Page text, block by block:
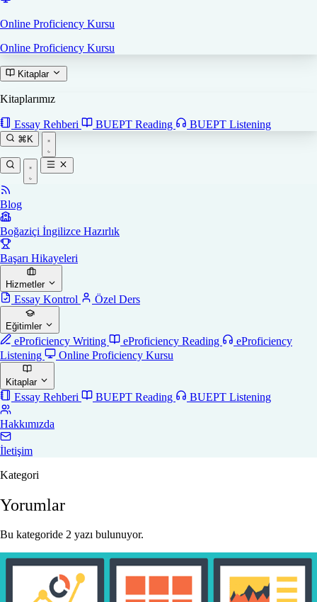
Online Proficiency Kursu
Online Proficiency Kursu
Kitaplar
Kitaplarımız
Essay Rehberi BUEPT Reading BUEPT Listening
⌘K
Blog
Boğaziçi İngilizce Hazırlık
Başarı Hikayeleri
Hizmetler
Essay Kontrol Özel Ders
Eğitimler
eProficiency Writing eProficiency Reading
eProficiency
Listening
Online Proficiency Kursu
Kitaplar
Essay Rehberi BUEPT Reading BUEPT Listening
Hakkımızda
İletişim
Kategori
Yorumlar
Bu kategoride 2 yazı bulunuyor.